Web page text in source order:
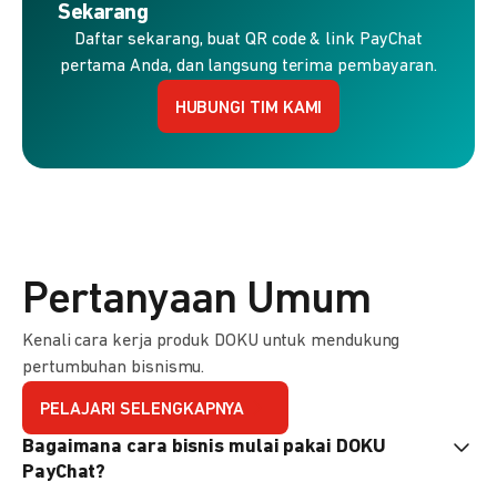
Sekarang
Daftar sekarang, buat QR code & link PayChat
pertama Anda, dan langsung terima pembayaran.
HUBUNGI TIM KAMI
Pertanyaan Umum
Kenali cara kerja produk DOKU untuk mendukung
pertumbuhan bisnismu.
PELAJARI SELENGKAPNYA
Bagaimana cara bisnis mulai pakai DOKU
PayChat?